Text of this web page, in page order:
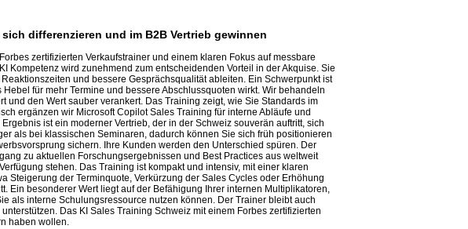
differenzieren und im B2B Vertrieb gewinnen
zertifizierten Verkaufstrainer und einem klaren Fokus auf messbare
Kompetenz wird zunehmend zum entscheidenden Vorteil in der Akquise. Sie
und bessere Gesprächsqualität ableiten. Ein Schwerpunkt ist
für mehr Termine und bessere Abschlussquoten wirkt. Wir behandeln
den Wert sauber verankert. Das Training zeigt, wie Sie Standards im
ergänzen wir Microsoft Copilot Sales Training für interne Abläufe und
ist ein moderner Vertrieb, der in der Schweiz souverän auftritt, sich
als bei klassischen Seminaren, dadurch können Sie sich früh positionieren
sichern. Ihre Kunden werden den Unterschied spüren. Der
zu aktuellen Forschungsergebnissen und Best Practices aus weltweit
stehen. Das Training ist kompakt und intensiv, mit einer klaren
der Terminquote, Verkürzung der Sales Cycles oder Erhöhung
Ein besonderer Wert liegt auf der Befähigung Ihrer internen Multiplikatoren,
als interne Schulungsressource nutzen können. Der Trainer bleibt auch
Das KI Sales Training Schweiz mit einem Forbes zertifizierten
haben wollen.